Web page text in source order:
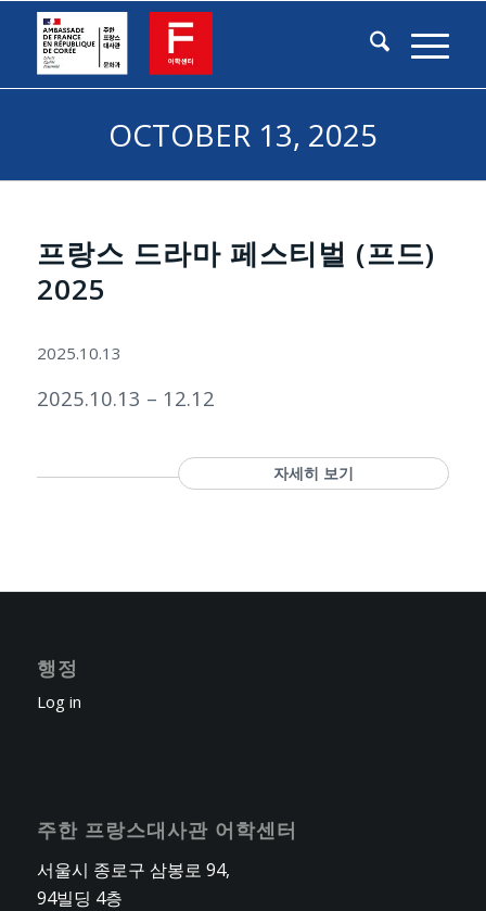
OCTOBER 13, 2025
프랑스 드라마 페스티벌 (프드)
2025
2025.10.13
2025.10.13 – 12.12
자세히 보기
행정
Log in
주한 프랑스대사관 어학센터
서울시 종로구 삼봉로 94,
94빌딩 4층